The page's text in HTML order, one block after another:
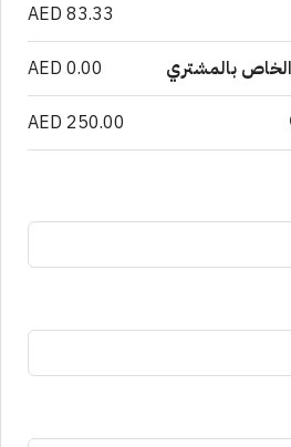
AED 83.33
الخاص بالمشتري AED 0.00
AED 250.00